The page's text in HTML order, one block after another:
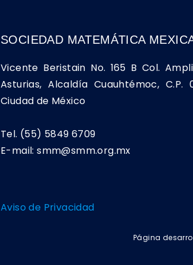
SOCIEDAD MATEMÁTICA
Vicente Beristain No. 165 B Col.
Asturias, Alcaldía Cuauhtémoc, C.P.
Ciudad de México
Tel. (55) 5849 6709
E-mail: smm@smm.org.mx
Aviso de Privacidad
Página